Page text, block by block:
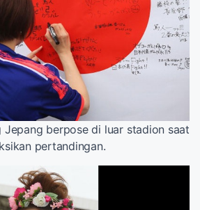
Jepang berpose di luar stadion saat
pertandingan.